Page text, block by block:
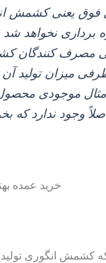
یعنی کشمش
نخواهد
مصرف
میزان تولید
وجود ندارد که
کشمش انگوری